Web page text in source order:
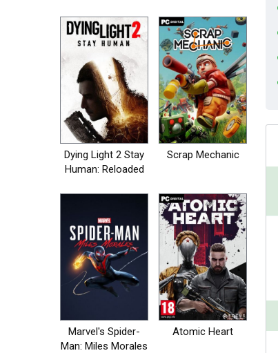
Dying Light 2 Stay
Human: Reloaded
Scrap Mechanic
Marvel's Spider-
Man: Miles Morales
Atomic Heart